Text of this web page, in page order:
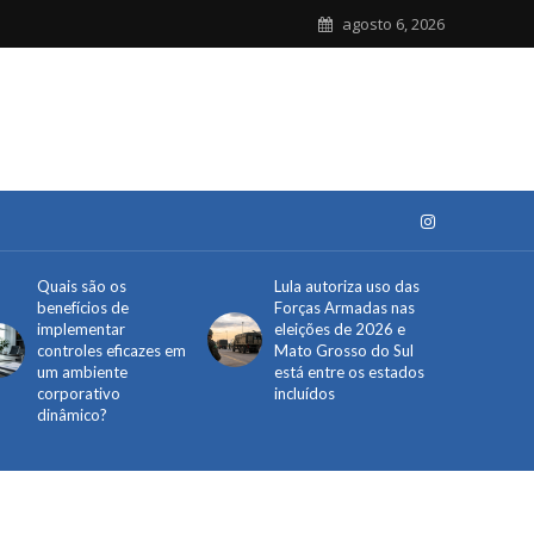
agosto 6, 2026
Quais são os
benefícios de
implementar
controles eficazes em
um ambiente
corporativo
dinâmico?
Lula autoriza uso das
Forças Armadas nas
eleições de 2026 e
Mato Grosso do Sul
está entre os estados
incluídos